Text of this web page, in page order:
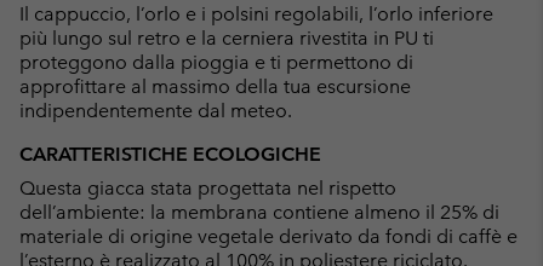
Il cappuccio, l’orlo e i polsini regolabili, l’orlo inferiore
più lungo sul retro e la cerniera rivestita in PU ti
proteggono dalla pioggia e ti permettono di
approfittare al massimo della tua escursione
indipendentemente dal meteo.
CARATTERISTICHE ECOLOGICHE
Questa giacca stata progettata nel rispetto
dell’ambiente: la membrana contiene almeno il 25% di
materiale di origine vegetale derivato da fondi di caffè e
l’esterno è realizzato al 100% in poliestere riciclato.